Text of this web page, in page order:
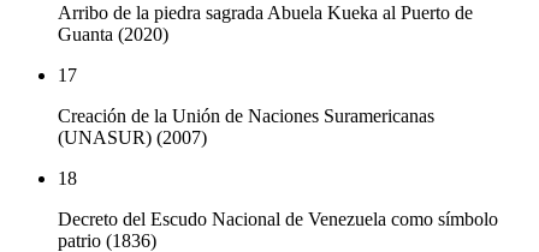
Arribo de la piedra sagrada Abuela Kueka al Puerto de
Guanta (2020)
17
Creación de la Unión de Naciones Suramericanas
(UNASUR) (2007)
18
Decreto del Escudo Nacional de Venezuela como símbolo
patrio (1836)